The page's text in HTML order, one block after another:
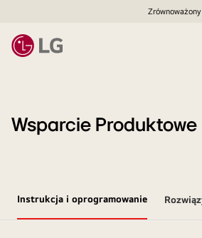
Wsparcie Produktowe
Instrukcja i oprogramowanie